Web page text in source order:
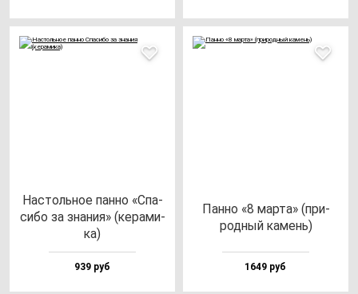
Нас­толь­ное пан­но «Спа­
си­бо за зна­ния» (ке­ра­ми­
ка)
939 руб
Пан­но «8 мар­та» (при­
род­ный ка­мень)
1649 руб